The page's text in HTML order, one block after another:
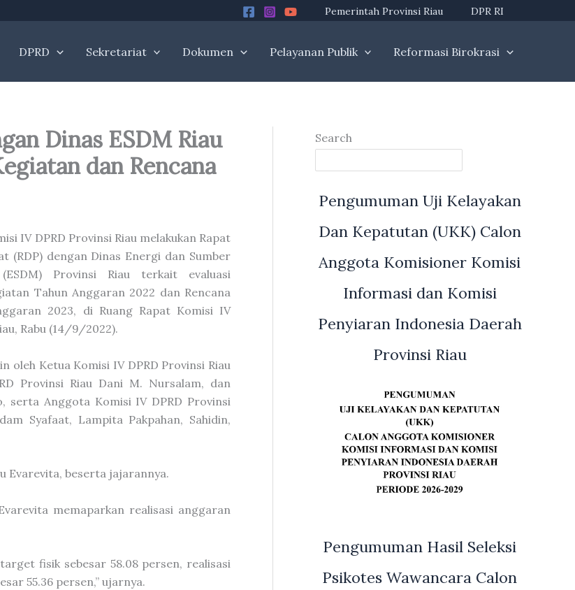
Pemerintah Provinsi Riau DPR RI
DPRD Sekretariat Dokumen Pelayanan Publik Reformasi Birokrasi
Dinas ESDM Riau
dan Rencana
IV DPRD Provinsi Riau melakukan Rapat
(RDP) dengan Dinas Energi dan Sumber
Provinsi Riau terkait evaluasi
Tahun Anggaran 2022 dan Rencana
2023, di Ruang Rapat Komisi IV
Rabu (14/9/2022).
oleh Ketua Komisi IV DPRD Provinsi Riau
Provinsi Riau Dani M. Nursalam, dan
serta Anggota Komisi IV DPRD Provinsi
Syafaat, Lampita Pakpahan, Sahidin,
Evarevita, beserta jajarannya.
memaparkan realisasi anggaran
fisik sebesar 58.08 persen, realisasi
55.36 persen,” ujarnya.
Search
Pengumuman Uji Kelayakan
Dan Kepatutan (UKK) Calon
Anggota Komisioner Komisi
Informasi dan Komisi
Penyiaran Indonesia Daerah
Provinsi Riau
Pengumuman Hasil Seleksi
Psikotes Wawancara Calon